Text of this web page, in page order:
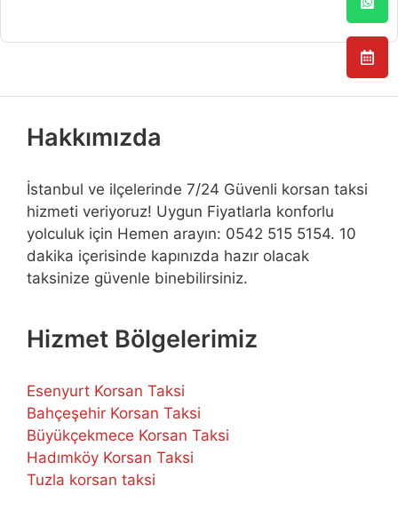
Hakkımızda
İstanbul ve ilçelerinde 7/24 Güvenli korsan taksi
hizmeti veriyoruz! Uygun Fiyatlarla konforlu
yolculuk için Hemen arayın: 0542 515 5154. 10
dakika içerisinde kapınızda hazır olacak
taksinize güvenle binebilirsiniz.
Hizmet Bölgelerimiz
Esenyurt Korsan Taksi
Bahçeşehir Korsan Taksi
Büyükçekmece Korsan Taksi
Hadımköy Korsan Taksi
Tuzla korsan taksi